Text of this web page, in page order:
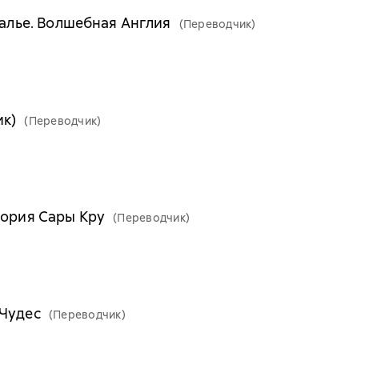
Волшебная Англия
(Переводчик)
(Переводчик)
Сары Кру (Переводчик)
(Переводчик)